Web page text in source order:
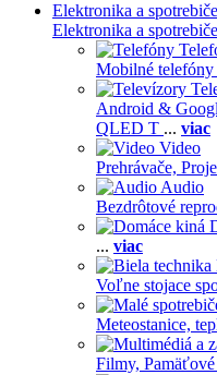
Elektronika a spotrebiče
Elektronika a spotrebiče
Mobilné
Android &
QLED T ... viac
Video
Prehrávače,
Audio
Bezdrôtové
... viac
Voľne stojace
Meteostanice,
Filmy,